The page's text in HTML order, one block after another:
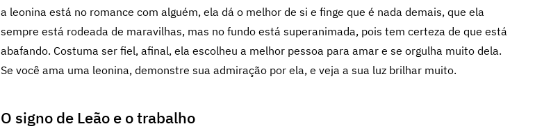
a leonina está no romance com alguém, ela dá o melhor de si e finge que é nada demais, que ela
sempre está rodeada de maravilhas, mas no fundo está superanimada, pois tem certeza de que está
abafando. Costuma ser fiel, afinal, ela escolheu a melhor pessoa para amar e se orgulha muito dela.
Se você ama uma leonina, demonstre sua admiração por ela, e veja a sua luz brilhar muito.
O signo de Leão e o trabalho